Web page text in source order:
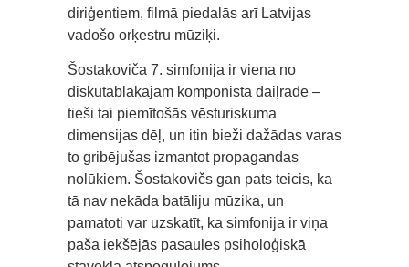
diriģentiem, filmā piedalās arī Latvijas
vadošo orķestru mūziķi.
Šostakoviča 7. simfonija ir viena no
diskutablākajām komponista daiļradē –
tieši tai piemītošās vēsturiskuma
dimensijas dēļ, un itin bieži dažādas varas
to gribējušas izmantot propagandas
nolūkiem. Šostakovičs gan pats teicis, ka
tā nav nekāda batāliju mūzika, un
pamatoti var uzskatīt, ka simfonija ir viņa
paša iekšējās pasaules psiholoģiskā